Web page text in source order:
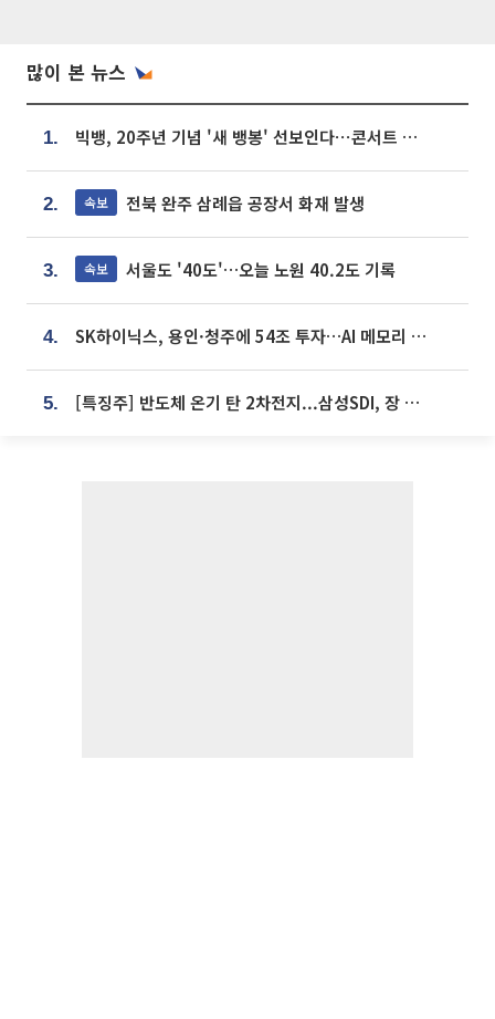
많이 본 뉴스
1. 빅뱅, 20주년 기념 '새 뱅봉' 선보인다⋯콘서트 앞두고 팝업 개최
2. 속보 전북 완주 삼례읍 공장서 화재 발생
3. 속보 서울도 '40도'…오늘 노원 40.2도 기록
4. SK하이닉스, 용인·청주에 54조 투자…AI 메모리 생산기지 키운다
5. [특징주] 반도체 온기 탄 2차전지...삼성SDI, 장 초반 7% 넘게 껑충